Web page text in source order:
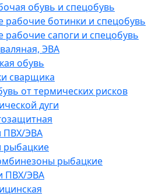
обувь и спецобувь
рабочие ботинки и спецобувь
рабочие сапоги и спецобувь
ЭВА
обувь
сварщика
от термических рисков
дуги
ПВХ/ЭВА
рыбацкие
рыбацкие
ПВХ/ЭВА